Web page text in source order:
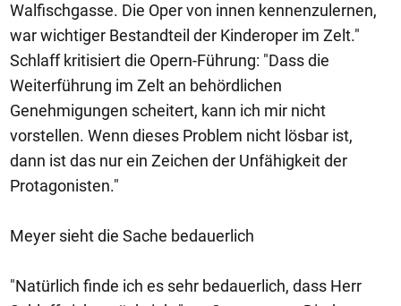
Walfischgasse. Die Oper von innen kennenzulernen,
war wichtiger Bestandteil der Kinderoper im Zelt."
Schlaff kritisiert die Opern-Führung: "Dass die
Weiterführung im Zelt an behördlichen
Genehmigungen scheitert, kann ich mir nicht
vorstellen. Wenn dieses Problem nicht lösbar ist,
dann ist das nur ein Zeichen der Unfähigkeit der
Protagonisten."
Meyer sieht die Sache bedauerlich
"Natürlich finde ich es sehr bedauerlich, dass Herr